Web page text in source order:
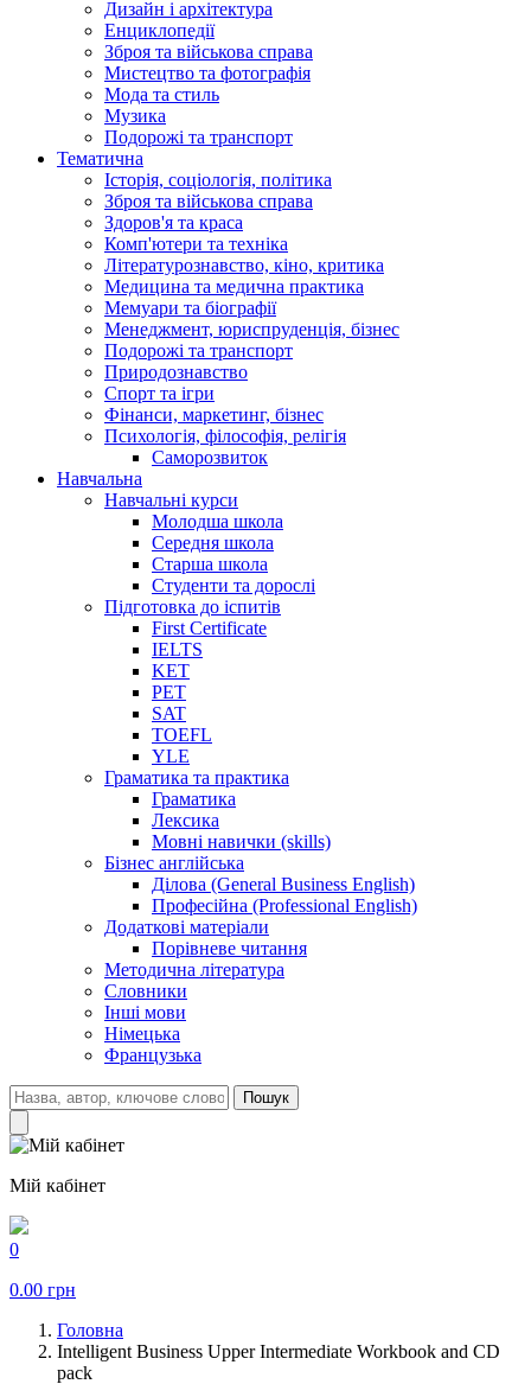
Дизайн і архітектура
Енциклопедії
Зброя та військова справа
Мистецтво та фотографія
Мода та стиль
Музика
Подорожі та транспорт
Тематична
Історія, соціологія, політика
Зброя та військова справа
Здоров'я та краса
Комп'ютери та техніка
Літературознавство, кіно, критика
Медицина та медична практика
Мемуари та біографії
Менеджмент, юриспруденція, бізнес
Подорожі та транспорт
Природознавство
Спорт та ігри
Фінанси, маркетинг, бізнес
Психологія, філософія, релігія
Саморозвиток
Навчальна
Навчальні курси
Молодша школа
Середня школа
Старша школа
Студенти та дорослі
Підготовка до іспитів
First Certificate
IELTS
KET
PET
SAT
TOEFL
YLE
Граматика та практика
Граматика
Лексика
Мовні навички (skills)
Бізнес англійська
Ділова (General Business English)
Професійна (Professional English)
Додаткові матеріали
Порівневе читання
Методична література
Словники
Інші мови
Німецька
Французька
Пошук
Мій кабінет
0
0.00 грн
Головна
Intelligent Business Upper Intermediate Workbook and CD
pack